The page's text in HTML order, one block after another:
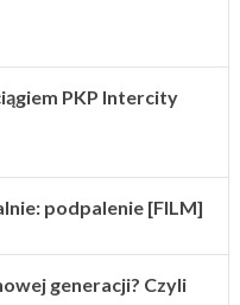
PKP Intercity
podpalenie [FILM]
generacji? Czyli